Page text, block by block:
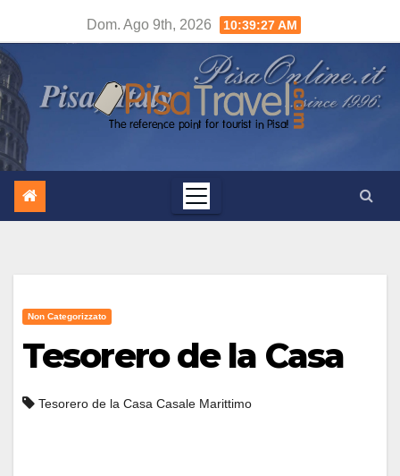
contenuto
Dom. Ago 9th, 2026 10:39:28 AM
Non Categorizzato
Tesorero de la Casa
Tesorero de la Casa Casale Marittimo